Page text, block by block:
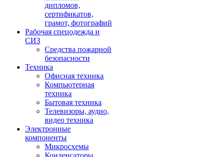
дипломов,
сертификатов,
грамот, фотографий
Рабочая спецодежда и
СИЗ
Средства пожарной
безопасности
Техника
Офисная техника
Компьютерная
техника
Бытовая техника
Телевизоры, аудио,
видео техника
Электронные
компоненты
Микросхемы
Конденсаторы